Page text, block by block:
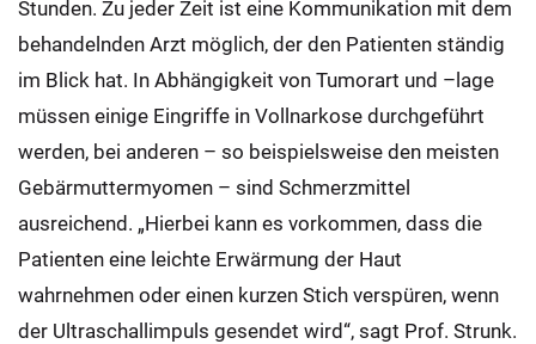
Stunden. Zu jeder Zeit ist eine Kommunikation mit dem
behandelnden Arzt möglich, der den Patienten ständig
im Blick hat. In Abhängigkeit von Tumorart und –lage
müssen einige Eingriffe in Vollnarkose durchgeführt
werden, bei anderen – so beispielsweise den meisten
Gebärmuttermyomen – sind Schmerzmittel
ausreichend. „Hierbei kann es vorkommen, dass die
Patienten eine leichte Erwärmung der Haut
wahrnehmen oder einen kurzen Stich verspüren, wenn
der Ultraschallimpuls gesendet wird“, sagt Prof. Strunk.